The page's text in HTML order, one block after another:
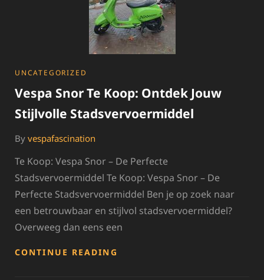
CATEGORIES
UNCATEGORIZED
Vespa Snor Te Koop: Ontdek Jouw
Stijlvolle Stadsvervoermiddel
By vespafascination
Te Koop: Vespa Snor – De Perfecte
Stadsvervoermiddel Te Koop: Vespa Snor – De
Perfecte Stadsvervoermiddel Ben je op zoek naar
een betrouwbaar en stijlvol stadsvervoermiddel?
Overweeg dan eens een
CONTINUE READING